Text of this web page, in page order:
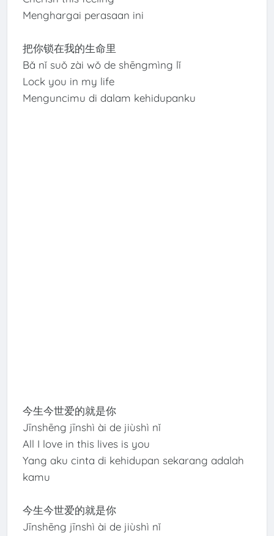
Menghargai perasaan ini
把你锁在我的生命里
Bǎ nǐ suǒ zài wǒ de shēngmìng lǐ
Lock you in my life
Menguncimu di dalam kehidupanku
今生今世爱的就是你
Jīnshēng jīnshì ài de jiùshì nǐ
All I love in this lives is you
Yang aku cinta di kehidupan sekarang adalah
kamu
今生今世爱的就是你
Jīnshēng jīnshì ài de jiùshì nǐ